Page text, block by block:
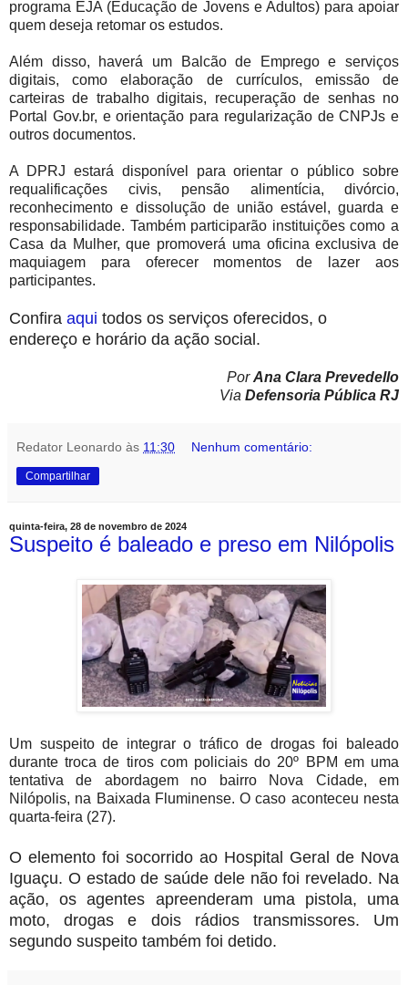
programa EJA (Educação de Jovens e Adultos) para apoiar
quem deseja retomar os estudos.
Além disso, haverá um Balcão de Emprego e serviços
digitais, como elaboração de currículos, emissão de
carteiras de trabalho digitais, recuperação de senhas no
Portal Gov.br, e orientação para regularização de CNPJs e
outros documentos.
A DPRJ estará disponível para orientar o público sobre
requalificações civis, pensão alimentícia, divórcio,
reconhecimento e dissolução de união estável, guarda e
responsabilidade. Também participarão instituições como a
Casa da Mulher, que promoverá uma oficina exclusiva de
maquiagem para oferecer momentos de lazer aos
participantes.
Confira aqui todos os serviços oferecidos, o
endereço e horário da ação social.
PorAna Clara Prevedello
Via Defensoria Pública RJ
Redator Leonardo às 11:30 Nenhum comentário:
Compartilhar
quinta-feira, 28 de novembro de 2024
Suspeito é baleado e preso em Nilópolis
Um suspeito de integrar o tráfico de drogas foi baleado
durante troca de tiros com policiais do 20º BPM em uma
tentativa de abordagem no bairro Nova Cidade, em
Nilópolis, na Baixada Fluminense. O caso aconteceu nesta
quarta-feira (27).
O elemento foi socorrido ao Hospital Geral de Nova
Iguaçu. O estado de saúde dele não foi revelado. Na
ação, os agentes apreenderam uma pistola, uma
moto, drogas e dois rádios transmissores. Um
segundo suspeito também foi detido.